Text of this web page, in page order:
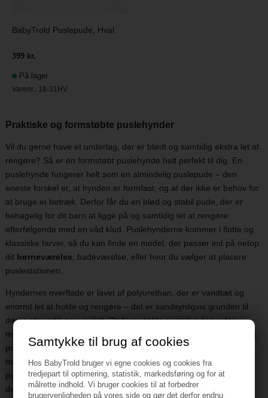
Samtykke til brug af cookies
Hos BabyTrold bruger vi egne cookies og cookies fra
tredjepart til optimering, statistik, markedsføring og for at
målrette indhold. Vi bruger cookies til at forbedrer
brugervenligheden på vores side og gør det derfor endnu
BabyTrold Puslepude, Hval
399 kr.
På lager
Varenr.: 18-31HV
Praktiske og formstøbte puslehynder
Vil du gerne have et underlag, der er blødt og samtidig ekstra let at
rengøre? Så er en formstøbt puslehynde helt perfekt til dig. En
puslehynde fungerer helt som en almindelig puslepude – den
eneste forskel er, at hynden er formfast, og at der ikke er behov for
at bruge et betræk. Derfor får du en blød og stabil pude, der er
behagelig for dit barn at ligge på og samtidig let at rengøre
efterfølgende med en våd klud. Puslehynderne kommer i flotte og
klassiske farver, så du kan finde en model, der passer ind på netop
dit børneværelse , badeværelse, eller hvor du vælger at placere
puslestationen.
Hyndernes overflade er lavet af polyurethan, der er vandtæt og
enormt let at holde og rengøre – det er sandsynligvis grunden til
deres stigende popularitet. De formstøbte puslehynder er for
mange den lette og praktiske løsning. Er du på udkig efter en billig
puslepude, er det måske ikke den formstøbte puslehynde, du skal
have fat i, da de som regel er lidt dyrere end de klassiske
puslepuder – selv om investeringen ofte er det hele værd i form af
den tid og det arbejde, du sparer ved at vælge denne praktiske